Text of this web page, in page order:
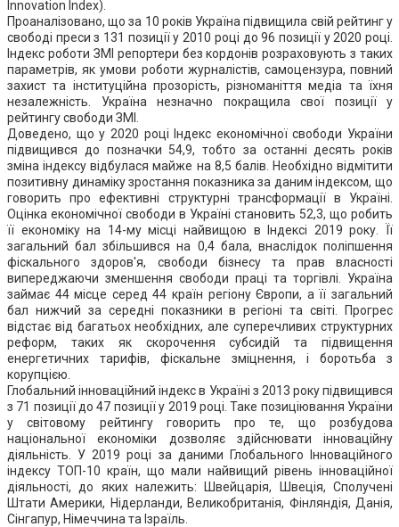
Innovation Index).
Проаналізовано, що за 10 років Україна підвищила свій рейтинг у
свободі преси з 131 позиції у 2010 році до 96 позиції у 2020 році.
Індекс роботи ЗМІ репортери без кордонів розраховують з таких
параметрів, як умови роботи журналістів, самоцензура, повний
захист та інституційна прозорість, різноманіття медіа та їхня
незалежність. Україна незначно покращила свої позиції у
рейтингу свободи ЗМІ.
Доведено, що у 2020 році Індекс економічної свободи України
підвищився до позначки 54,9, тобто за останні десять років
зміна індексу відбулася майже на 8,5 балів. Необхідно відмітити
позитивну динаміку зростання показника за даним індексом, що
говорить про ефективні структурні трансформації в Україні.
Оцінка економічної свободи в Україні становить 52,3, що робить
її економіку на 14-му місці найвищою в Індексі 2019 року. Її
загальний бал збільшився на 0,4 бала, внаслідок поліпшення
фіскального здоров'я, свободи бізнесу та прав власності
випереджаючи зменшення свободи праці та торгівлі. Україна
займає 44 місце серед 44 країн регіону Європи, а її загальний
бал нижчий за середні показники в регіоні та світі. Прогрес
відстає від багатьох необхідних, але суперечливих структурних
реформ, таких як скорочення субсидій та підвищення
енергетичних тарифів, фіскальне зміцнення, і боротьба з
корупцією.
Глобальний інноваційний індекс в Україні з 2013 року підвищився
з 71 позиції до 47 позиції у 2019 році. Таке позиціювання України
у світовому рейтингу говорить про те, що розбудова
національної економіки дозволяє здійснювати інноваційну
діяльність. У 2019 році за даними Глобального Інноваційного
індексу ТОП-10 країн, що мали найвищий рівень інноваційної
діяльності, до яких належить: Швейцарія, Швеція, Сполучені
Штати Америки, Нідерланди, Великобританія, Фінляндія, Данія,
Сінгапур, Німеччина та Ізраїль.